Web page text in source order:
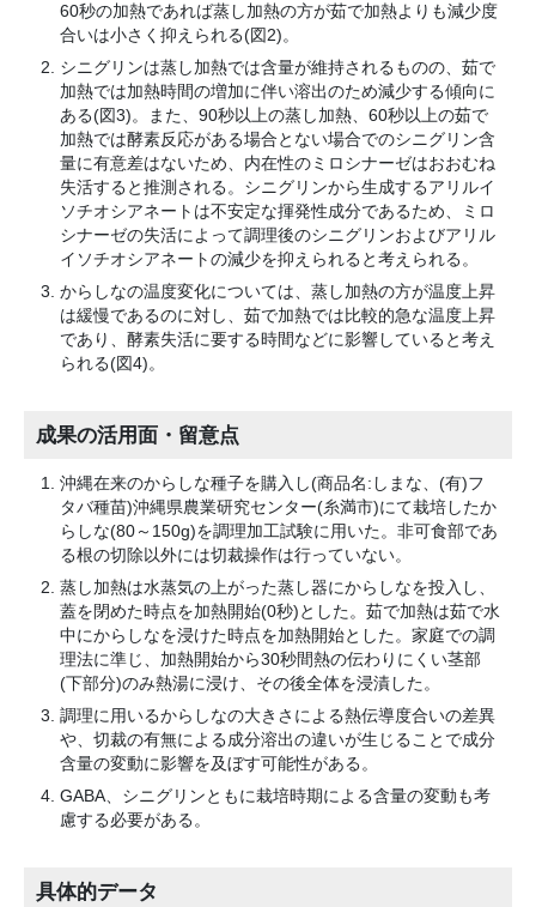
60秒の加熱であれば蒸し加熱の方が茹で加熱よりも減少度
合いは小さく抑えられる(図2)。
シニグリンは蒸し加熱では含量が維持されるものの、茹で
加熱では加熱時間の増加に伴い溶出のため減少する傾向に
ある(図3)。また、90秒以上の蒸し加熱、60秒以上の茹で
加熱では酵素反応がある場合とない場合でのシニグリン含
量に有意差はないため、内在性のミロシナーゼはおおむね
失活すると推測される。シニグリンから生成するアリルイ
ソチオシアネートは不安定な揮発性成分であるため、ミロ
シナーゼの失活によって調理後のシニグリンおよびアリル
イソチオシアネートの減少を抑えられると考えられる。
からしなの温度変化については、蒸し加熱の方が温度上昇
は緩慢であるのに対し、茹で加熱では比較的急な温度上昇
であり、酵素失活に要する時間などに影響していると考え
られる(図4)。
成果の活用面・留意点
沖縄在来のからしな種子を購入し(商品名:しまな、(有)フ
タバ種苗)沖縄県農業研究センター(糸満市)にて栽培したか
らしな(80～150g)を調理加工試験に用いた。非可食部であ
る根の切除以外には切裁操作は行っていない。
蒸し加熱は水蒸気の上がった蒸し器にからしなを投入し、
蓋を閉めた時点を加熱開始(0秒)とした。茹で加熱は茹で水
中にからしなを浸けた時点を加熱開始とした。家庭での調
理法に準じ、加熱開始から30秒間熱の伝わりにくい茎部
(下部分)のみ熱湯に浸け、その後全体を浸漬した。
調理に用いるからしなの大きさによる熱伝導度合いの差異
や、切裁の有無による成分溶出の違いが生じることで成分
含量の変動に影響を及ぼす可能性がある。
GABA、シニグリンともに栽培時期による含量の変動も考
慮する必要がある。
具体的データ